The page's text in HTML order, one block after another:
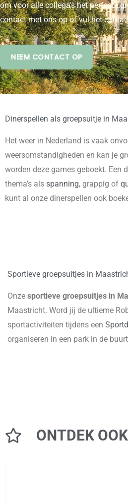
om voor alle collega’s het perfecte
contact met ons op of vul het
NEEM CONTACT OP
Dinerspellen als groepsuitje in
Het weer in Nederland is vaak
weersomstandigheden en kan je
worden deze games geboekt. Een
thema’s als spanning, grappig of
kunt al onze dinerspellen ook
Sportieve groepsuitjes in
Onze sportieve groepsuitjes in
Maastricht. Word jij de ultieme
sportactiviteiten tijdens een
organiseren in een park in de
ONTDEK